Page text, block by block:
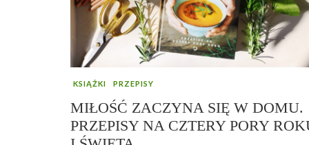
„TRZYGODZINNA”
WOLNOŚCI :)
ROBOTY – WZMACNIA KREW I
ŻYCIA!
KSIĄŻKI PRZEPISY
MIŁOŚĆ ZACZYNA SIĘ W DOMU.
PRZEPISY NA CZTERY PORY